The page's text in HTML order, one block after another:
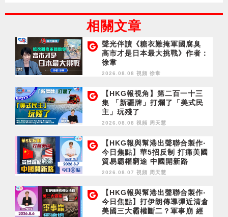
相關文章
聲光伴讀《糖衣難掩軍國腐臭
高市才是日本最大挑戰》作者：
徐韋
2026.08.08 視頻 徐韋
【HKG報視角】第二百一十三
集 「新疆牌」打爛了「美式民
主」玩殘了
2026.08.08 視頻 周天慧
【HKG報與幫港出聲聯合製作‧
今日焦點】華5招反制 打痛美國
貿易霸權窮途 中國開新路
2026.08.07 視頻 周天慧
【HKG報與幫港出聲聯合製作‧
今日焦點】打伊朗傳導彈近清倉
美國三大霸權斷二？軍事崩 經